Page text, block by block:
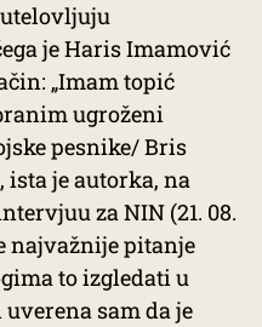
je Haris Imamović
„Imam topić
ugroženi
pesnike/ Bris
ista je autorka, na
za NIN (21. 08.
najvažnije pitanje
to izgledati u
sam da je